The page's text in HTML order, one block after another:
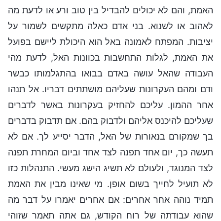
האמת, והם לא יכולים להבדיל בין טוב ורע או לדעת מה
לאהוב או לשנוא. בני אדם כאלה מתקשים לשמור על
יציבות. המפתח לאמונה באל הוא היכולת ליישם בפועל
את האמת, לגלות התחשבות בכוונות האל, לדעת מהי
העבודה שהאל עושה באדם בבואו בהתגלמותו כבשר
ודם ומהם העקרונות שעליהם מושתתים דבריו. אל תנהו
אחר ההמון. עליכם להחזיק בעקרונות באשר לדברים
שעליכם להיכנס אליהם ולדבוק בהם. אם תדבוק בדברים
בך שמקורם בנאורות של האל, הדבר יסייע לך. אם לא
תעשה כך, יום אחד תפנה לצד אחד וביום המחרת תפנה
לצד המנוגד, ולעולם לא תשיג הישג מעשי. התנהלות כזו
לא תועיל לחייך בשום אופן. מי שאינו מבין את האמת
תמיד נוהה אחר אחרים: אם אחרים יאמרו על דבר מה
שהוא עבודתה של רוח הקודש, גם אתה תאמר שזוהי